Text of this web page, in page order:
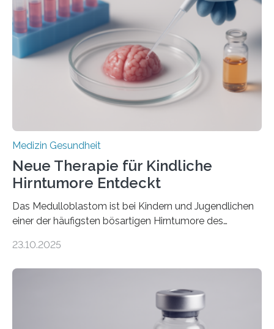
kann und wie sich durch eine Verringerung der
Herzbelastung und des oxidativen Stresses
Rhythmusstörungen reduzieren lassen. Würzburg. Die
hypertrophe Kardiomyopathie (HCM) ist die häufigste
erblich bedingte Herzerkrankung. Sie führt dazu, dass
sich die linke Herzkammer verdickt, der Herzmuskel zu
stark kontrahiert…
Medizin Gesundheit
Neue Therapie für Kindliche
Hirntumore Entdeckt
Das Medulloblastom ist bei Kindern und Jugendlichen
einer der häufigsten bösartigen Hirntumore des
Betroffenen können mit heutigen Methoden geheilt
Dringend benötigt werden zielgerichtete Therapien, die
nur Tumorschwachstellen angreifen und normales
Gewebe verschonen. Forschende um Daniel Merk vom
23.10.2025